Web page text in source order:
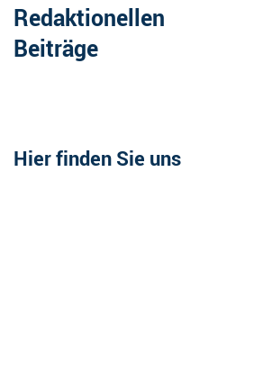
Redaktionellen
Beiträge
Hier finden Sie uns